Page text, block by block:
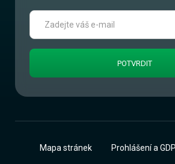
Mapa stránek Prohlášení a